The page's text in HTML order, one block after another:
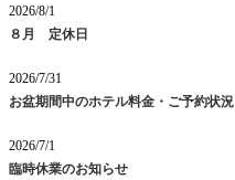
2026/8/1
８月 定休日
2026/7/31
お盆期間中のホテル料金・ご予約状況
2026/7/1
臨時休業のお知らせ